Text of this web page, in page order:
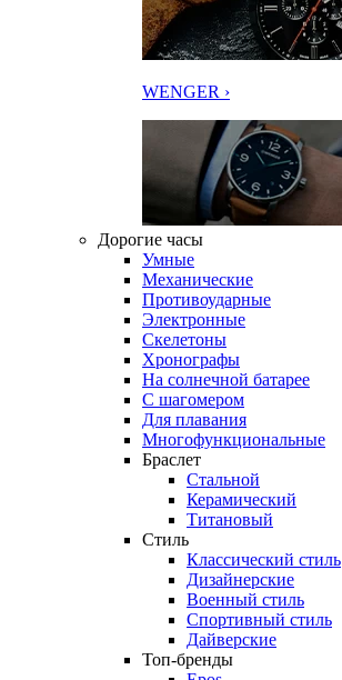
WENGER ›
Дорогие часы
Умные
Механические
Противоударные
Электронные
Скелетоны
Хронографы
На солнечной батарее
С шагомером
Для плавания
Многофункциональные
Браслет
Стальной
Керамический
Титановый
Стиль
Классический стиль
Дизайнерские
Военный стиль
Спортивный стиль
Дайверские
Топ-бренды